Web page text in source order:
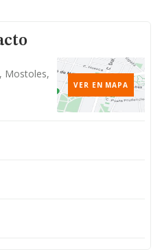
Mostoles,
VER EN MAPA